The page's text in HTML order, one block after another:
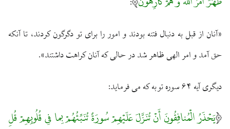
:
«آنان از قبل به دنبال فتنه بودند و امور را براى تو دگرگون كردند، تا آنكه
حق آمد و امر الهى ظاهر شد در حالى كه آنان كراهت داشتند».
ديگرى آيه ۶۴ سوره توبه كه مى ‏فرمايد:
يَحْذَرُ الْمُنافِقُونَ أَنْ تُنَزَّلَ عَلَيْهِمْ سُورَةٌ تُنَبِّئُهُمْ بِما فِى قُلُوبِهِمْ قُلِ